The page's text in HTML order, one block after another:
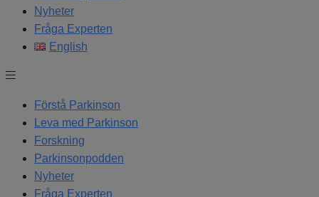
Nyheter
Fråga Experten
English
Förstå Parkinson
Leva med Parkinson
Forskning
Parkinsonpodden
Nyheter
Fråga Experten